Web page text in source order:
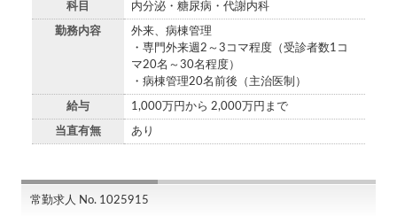
科目 内分泌・糖尿病・代謝内科
勤務内容
外来、病棟管理
・専門外来週2～3コマ程度（受診者数1コ
マ20名～30名程度）
・病棟管理20名前後（主治医制）
給与 1,000万円から 2,000万円まで
当直有無 あり
常勤求人 No. 1025915